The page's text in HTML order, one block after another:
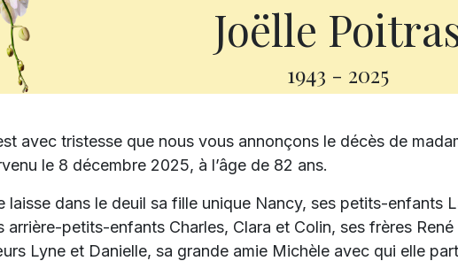
Joëlle
1943 - 2025
avec tristesse que nous vous annonçons le décès de
le 8 décembre 2025, à l’âge de 82 ans.
laisse dans le deuil sa fille unique Nancy, ses petits-enfants
arrière-petits-enfants Charles, Clara et Colin, ses frères
Lyne et Danielle, sa grande amie Michèle avec qui elle